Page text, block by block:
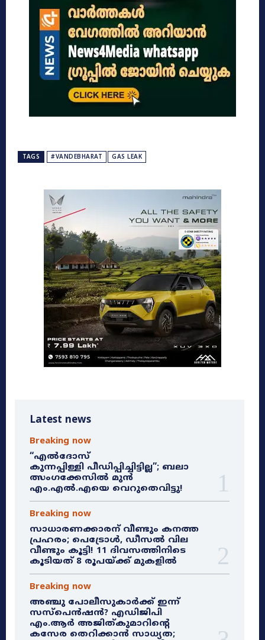
TAGS #VANDEBHARAT GAS LEAK
Latest news
Breaking now
“എൽദോസ്
കുന്നപ്പിള്ളി പീഡിപ്പിച്ചിട്ടില്ല”; ബലാ
ത്സംഗക്കേസിൽ മുൻ
എം.എൽ.എയെ വെറുതെവിട്ടു!
Breaking now
സാധാരണക്കാരന് വീണ്ടും കനത്ത
പ്രഹരം; പെട്രോൾ, ഡീസൽ വില
വീണ്ടും കൂട്ടി! 11 ദിവസത്തിനിടെ
കൂടിയത് 8 രൂപയ്ക്ക് മുകളിൽ
Breaking now
അഞ്ചു പോലീസുകാർക്ക് ഇന്ന്
സസ്‌പെൻഷൻ? എഡിജിപി
എം.ആർ അജിത്കുമാറിൻ്റെ
കസേര തെറിക്കാൻ സാധ്യത;